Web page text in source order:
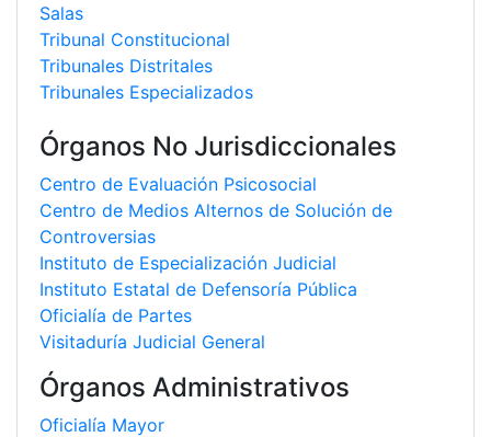
Salas
Tribunal Constitucional
Tribunales Distritales
Tribunales Especializados
Órganos No Jurisdiccionales
Centro de Evaluación Psicosocial
Centro de Medios Alternos de Solución de
Controversias
Instituto de Especialización Judicial
Instituto Estatal de Defensoría Pública
Oficialía de Partes
Visitaduría Judicial General
Órganos Administrativos
Oficialía Mayor